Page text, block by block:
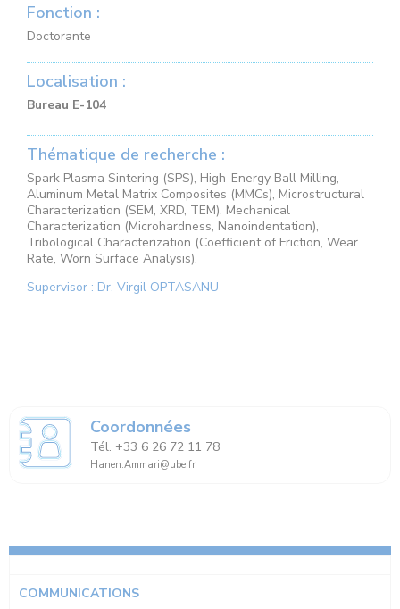
Fonction :
Doctorante
Localisation :
Bureau E-104
Thématique de recherche :
Spark Plasma Sintering (SPS), High-Energy Ball Milling,
Aluminum Metal Matrix Composites (MMCs), Microstructural
Characterization (SEM, XRD, TEM), Mechanical
Characterization (Microhardness, Nanoindentation),
Tribological Characterization (Coefficient of Friction, Wear
Rate, Worn Surface Analysis).
Supervisor : Dr. Virgil OPTASANU
Coordonnées
Tél. +33 6 26 72 11 78
Hanen.Ammari@ube.fr
COMMUNICATIONS